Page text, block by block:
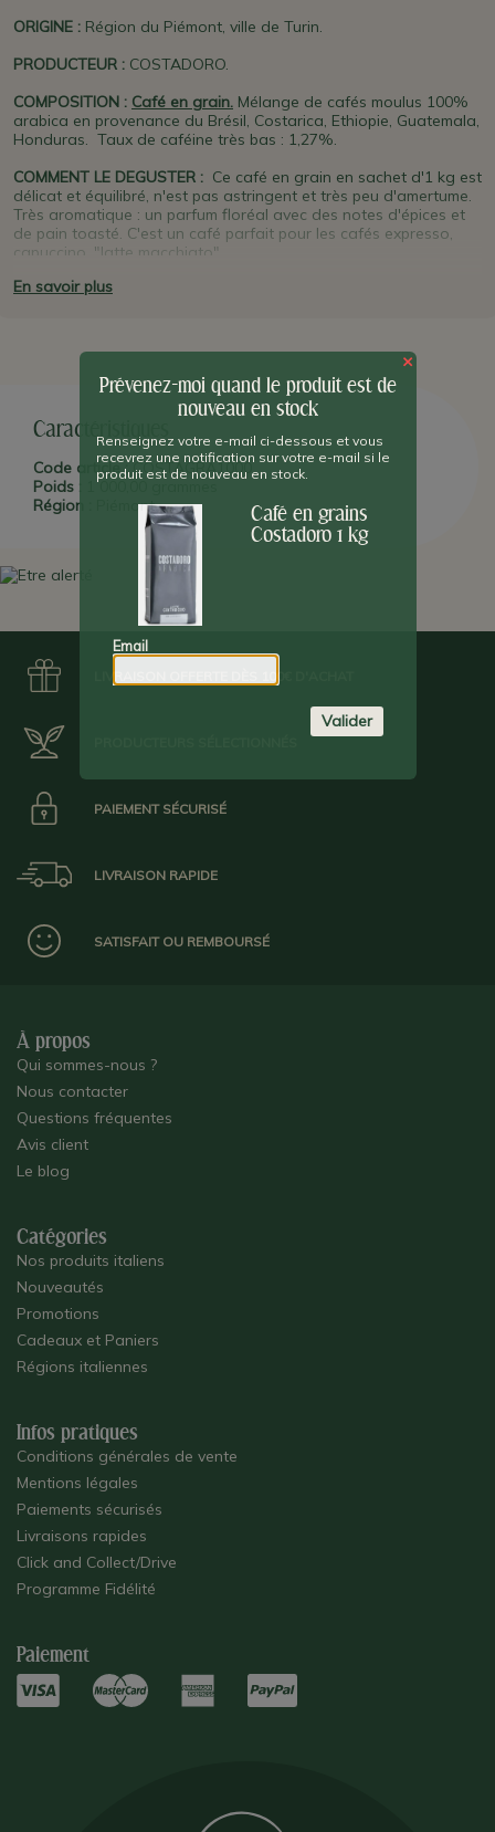
ORIGINE : Région du Piémont, ville de Turin.
PRODUCTEUR : COSTADORO.
COMPOSITION : Café en grain. Mélange de cafés moulus 100%
arabica en provenance du Brésil, Costarica, Ethiopie, Guatemala,
Honduras. Taux de caféine très bas : 1,27%.
COMMENT LE DEGUSTER : Ce café en grain en sachet d'1 kg est
délicat et équilibré, n'est pas astringent et très peu d'amertume.
Très aromatique : un parfum floréal avec des notes d'épices et
de pain toasté. C'est un café parfait pour les cafés expresso,
capuccino, "latte macchiato".
PLUS D'INFO :
un faible taux d'humidité et ainsi un meilleur rendu final : un seul
kilo de café Costadoro peut produire jusqu'à 142 tasses
En savoir plus
Caractéristiques
Code article : COSTAGRA1000
Poids :
1 000,00 grammes
Région :
Piémont
PAIEMENT SÉCURISÉ
LIVRAISON RAPIDE
SATISFAIT OU REMBOURSÉ
À propos
Qui sommes-nous ?
Nous contacter
Questions fréquentes
Avis client
Le blog
Catégories
Nos produits italiens
Nouveautés
Promotions
Cadeaux et Paniers
Régions italiennes
Infos pratiques
Conditions générales de vente
Mentions légales
Paiements sécurisés
Livraisons rapides
Click and Collect/Drive
Programme Fidélité
Paiement
×
Prévenez-moi quand le produit est de
nouveau en stock
Renseignez votre e-mail ci-dessous et vous
recevrez une notification sur votre e-mail si le
produit est de nouveau en stock.
Café en grains
Costadoro 1 kg
Email
Valider